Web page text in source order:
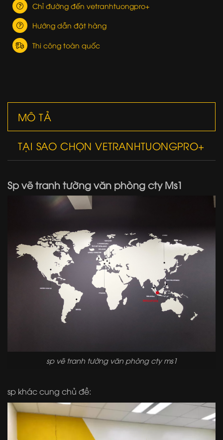
Chỉ đường đến vetranhtuongpro+
Hướng dẫn đặt hàng
Thi công toàn quốc
MÔ TẢ
TẠI SAO CHỌN VETRANHTUONGPRO+
Sp vẽ tranh tường văn phòng cty Ms1
sp vẽ tranh tường văn phòng cty ms1
sp khác cung chủ đề: